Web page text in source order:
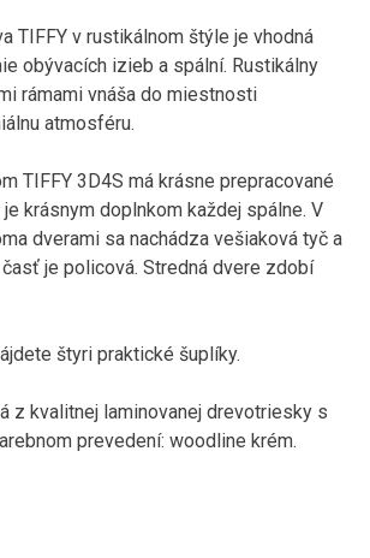
TIFFY v rustikálnom štýle je vhodná
obývacích izieb a spální. Rustikálny
rámami vnáša do miestnosti
atmosféru.
TIFFY 3D4S má krásne prepracované
krásnym doplnkom každej spálne. V
dverami sa nachádza vešiaková tyč a
je policová. Stredná dvere zdobí
štyri praktické šuplíky.
z kvalitnej laminovanej drevotriesky s
prevedení: woodline krém.